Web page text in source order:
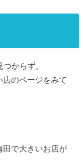
からず。
のページをみて
田で大きいお店が